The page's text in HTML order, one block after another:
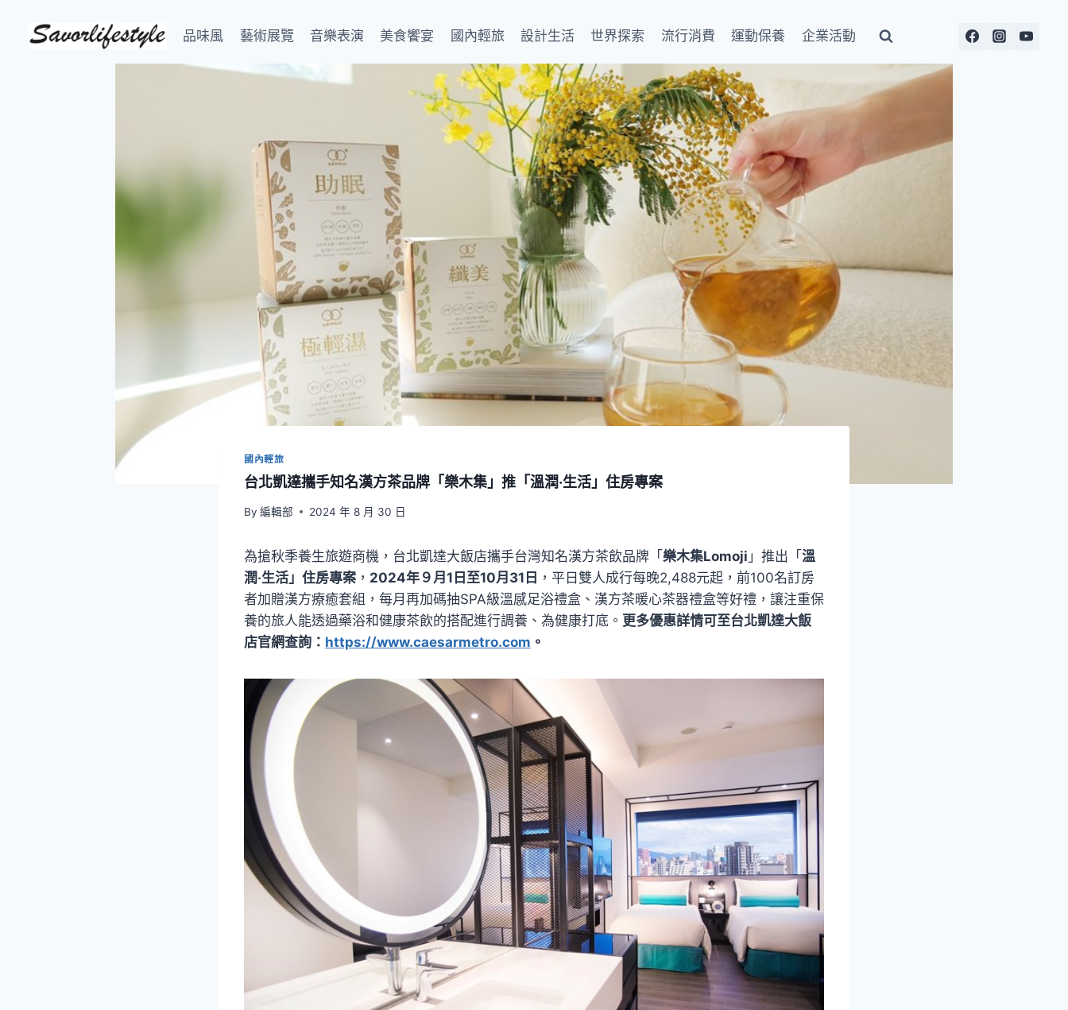
品味風 藝術展覽 音樂表演 美食饗宴 國內輕旅 設計生活 世界探索 流行消費 運動保養 企業活動
國內輕旅
台北凱達攜手知名漢方茶品牌「樂木集」推「溫潤‧生活」住房專案
By 編輯部 2024 年 8 月 30 日
為搶秋季養生旅遊商機，台北凱達大飯店攜手台灣知名漢方茶飲品牌「樂木集Lomoji 」推出「溫
潤‧生活」住房專案 ， 2024年９月1日至10月31日 ，平日雙人成行每晚2,488元起，前100名訂房
者加贈漢方療癒套組，每月再加碼抽SPA級溫感足浴禮盒、漢方茶暖心茶器禮盒等好禮，讓注重保
養的旅人能透過藥浴和健康茶飲的搭配進行調養、為健康打底。 更多優惠詳情可至台北凱達大飯
店官網查詢： https://www.caesarmetro.com 。